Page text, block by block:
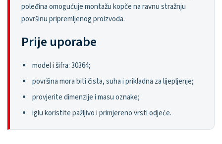
poleđina omogućuje montažu kopče na ravnu stražnju
površinu pripremljenog proizvoda.
Prije uporabe
model i šifra: 30364;
površina mora biti čista, suha i prikladna za lijepljenje;
provjerite dimenzije i masu oznake;
iglu koristite pažljivo i primjereno vrsti odjeće.